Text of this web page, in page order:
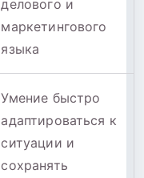
делового и
маркетингового
языка
Умение быстро
адаптироваться к
ситуации и
сохранять